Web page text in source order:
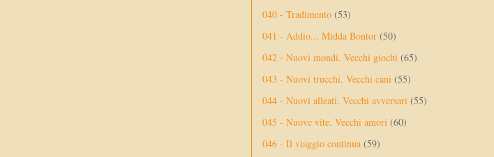
040 - Tradimento (53)
041 - Addio... Midda Bontor (50)
042 - Nuovi mondi. Vecchi giochi (65)
043 - Nuovi trucchi. Vecchi cani (55)
044 - Nuovi alleati. Vecchi avversari (55)
045 - Nuove vite. Vecchi amori (60)
046 - Il viaggio continua (59)